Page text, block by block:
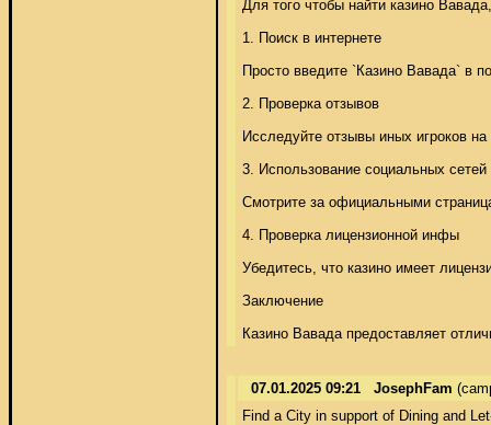
Для того чтобы найти казино
1. Поиск в интернете
Просто введите `Казино Вавада` в
2. Проверка отзывов
Исследуйте отзывы иных игроков
3. Использование социальных сетей
Смотрите за официальными
4. Проверка лицензионной инфы
Убедитесь, что казино имеет
Заключение
Казино Вавада предоставляет
07.01.2025 09:21 JosephFam
Find a City in support of Dining and